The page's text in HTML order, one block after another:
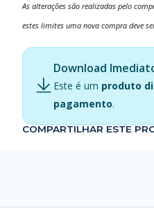
As alterações são realizadas pelo
estes limites uma nova compra deve
Download
Este é um produto
pagamento.
COMPARTILHAR ESTE